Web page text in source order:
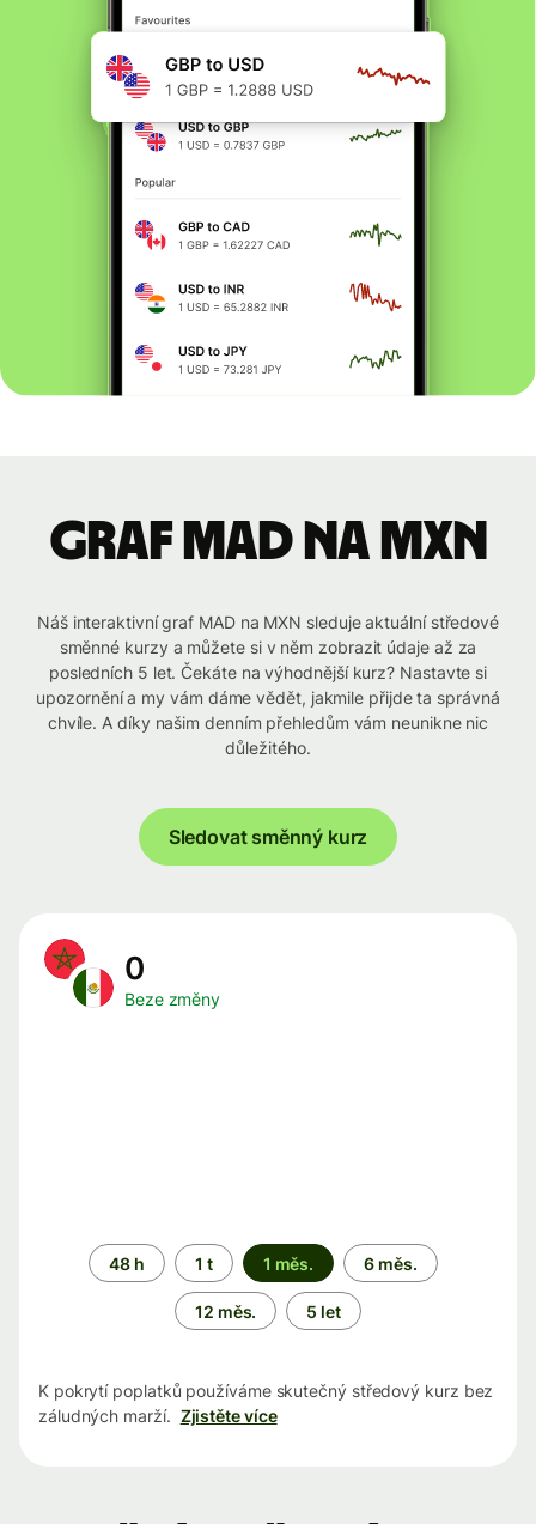
graf MAD na MXN
Náš interaktivní graf MAD na MXN sleduje aktuální středové
směnné kurzy a můžete si v něm zobrazit údaje až za
posledních 5 let. Čekáte na výhodnější kurz? Nastavte si
upozornění a my vám dáme vědět, jakmile přijde ta správná
chvíle. A díky našim denním přehledům vám neunikne nic
důležitého.
Sledovat směnný kurz
0
Beze změny
Časové
období
48 h 1 t 1 měs. 6 měs.
12 měs. 5 let
K pokrytí poplatků používáme skutečný středový kurz bez
záludných marží. Zjistěte více